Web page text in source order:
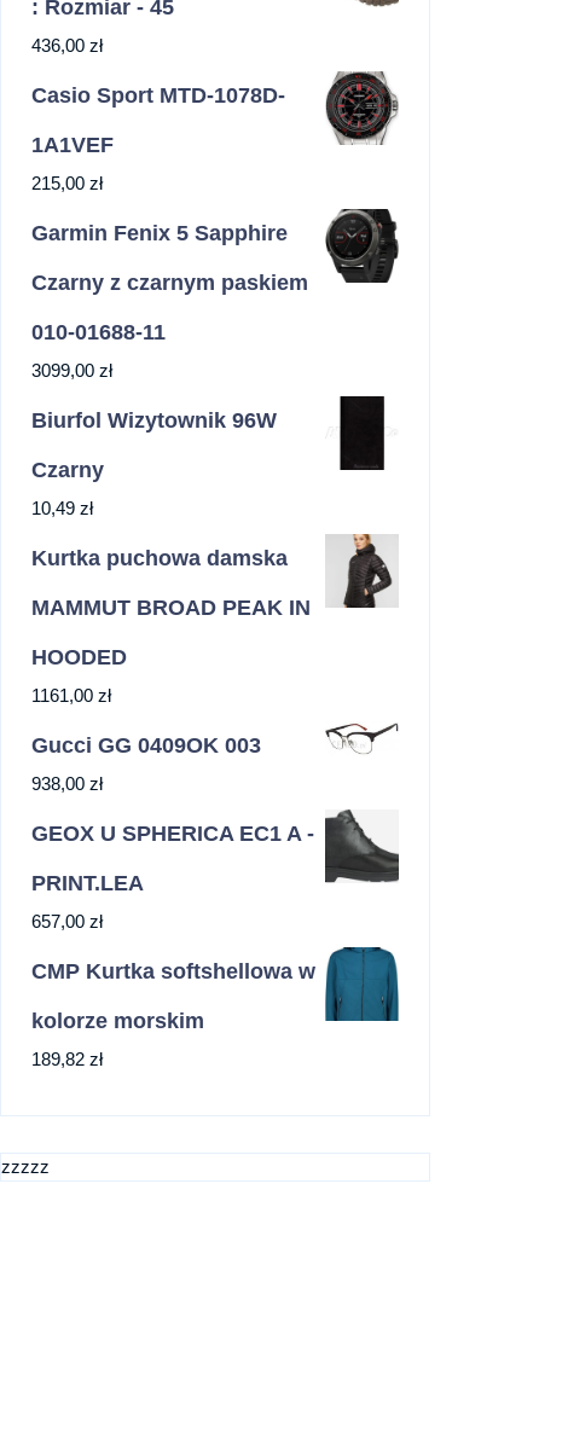
: Rozmiar - 45
436,00 zł
Casio Sport MTD-1078D-
1A1VEF
215,00 zł
Garmin Fenix 5 Sapphire
Czarny z czarnym paskiem
010-01688-11
3099,00 zł
Biurfol Wizytownik 96W
Czarny
10,49 zł
Kurtka puchowa damska
MAMMUT BROAD PEAK IN
HOODED
1161,00 zł
Gucci GG 0409OK 003
938,00 zł
GEOX U SPHERICA EC1 A -
PRINT.LEA
657,00 zł
CMP Kurtka softshellowa w
kolorze morskim
189,82 zł
zzzzz